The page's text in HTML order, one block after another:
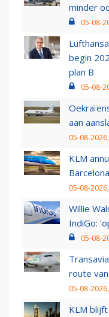
minder
05-08-
begin
plan B
05-08-
aan
05-08-
KLM
05-08-
Willie
IndiGo:
05-08-
route
05-08-
KLM